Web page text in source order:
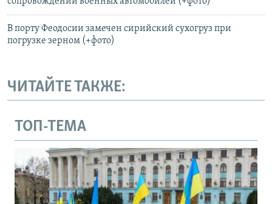
В порту Феодосии замечен сирийский сухогруз при
погрузке зерном (+фото)
ЧИТАЙТЕ ТАКЖЕ:
ТОП-ТЕМА